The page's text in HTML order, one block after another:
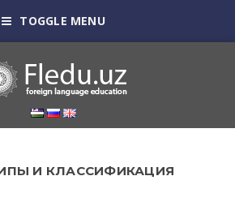
TOGGLE MENU
И КЛАССИФИКАЦИЯ